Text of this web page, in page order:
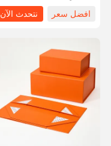
افضل سعر
نتحدث الآن